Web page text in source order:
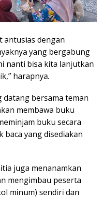
antusias dengan
yang bergabung
nanti bisa kita lanjutkan
harapnya.
datang bersama teman
membawa buku
buku secara
baca yang disediakan
juga menanamkan
mengimbau peserta
minum) sendiri dan